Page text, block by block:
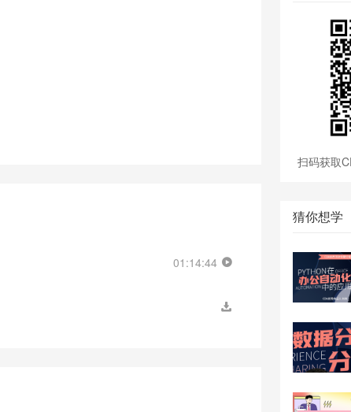
01:14:44
扫码获取
猜你想学